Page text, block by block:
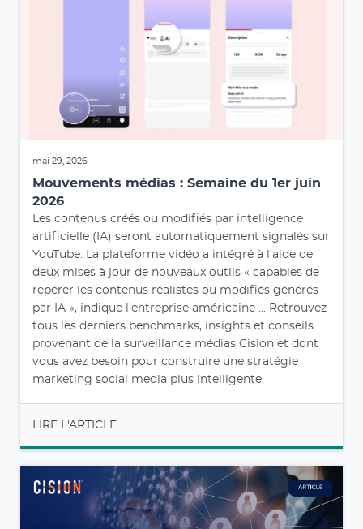
mai 29, 2026
Mouvements médias : Semaine du 1er juin
2026
Les contenus créés ou modifiés par intelligence
artificielle (IA) seront automatiquement signalés sur
YouTube. La plateforme vidéo a intégré à l’aide de
deux mises à jour de nouveaux outils « capables de
repérer les contenus réalistes ou modifiés générés
par IA », indique l’entreprise américaine ... Retrouvez
tous les derniers benchmarks, insights et conseils
provenant de la surveillance médias Cision et dont
vous avez besoin pour construire une stratégie
marketing social media plus intelligente.
LIRE L'ARTICLE